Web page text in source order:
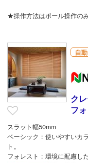
★操作方法はポール操作のみ
自
ク
フォ
スラット幅50mm
ベーシック：使いやすいカ
ト。
フォレスト：環境に配慮し